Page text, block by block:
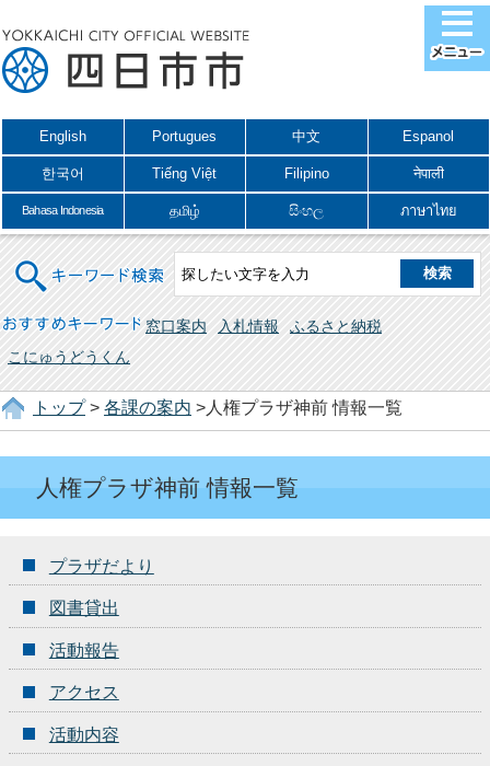
English Portugues 中文 Espanol
한국어 Tiếng Việt Filipino नेपाली
Bahasa Indonesia தமிழ் සිංහල ภาษาไทย
キーワード検索
おすすめキーワード 窓口案内 入札情報
ふるさと納税
こにゅうどうくん
トップ> 各課の案内 >人権プラザ神前 情報一覧
人権プラザ神前 情報一覧
プラザだより
図書貸出
活動報告
アクセス
活動内容